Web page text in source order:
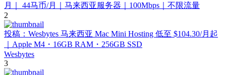
月｜ 44马币/月｜马来西亚服务器｜100Mbps｜不限流量
2
投稿：Wesbytes 马来西亚 Mac Mini Hosting 低至 $104.30/月起
｜Apple M4・16GB RAM・256GB SSD
Wesbytes
3